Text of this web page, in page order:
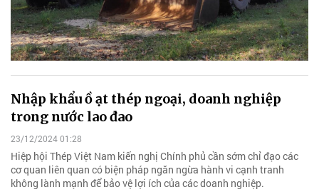
Nhập khẩu ồ ạt thép ngoại, doanh nghiệp
trong nước lao đao
23/12/2024 01:28
Hiệp hội Thép Việt Nam kiến nghị Chính phủ cần sớm chỉ đạo các
cơ quan liên quan có biện pháp ngăn ngừa hành vi cạnh tranh
không lành mạnh để bảo vệ lợi ích của các doanh nghiệp.